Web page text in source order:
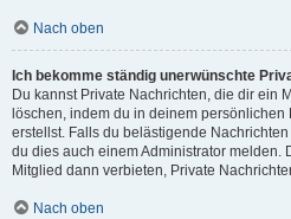
Nach oben
Ich bekomme ständig unerwünschte
Du kannst Private Nachrichten, die dir ein
löschen, indem du in deinem
erstellst. Falls du belästigende
du dies auch einem Administrator melden.
Mitglied dann verbieten, Private
Nach oben